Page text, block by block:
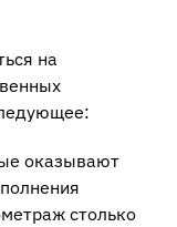
на
оказывают
столько